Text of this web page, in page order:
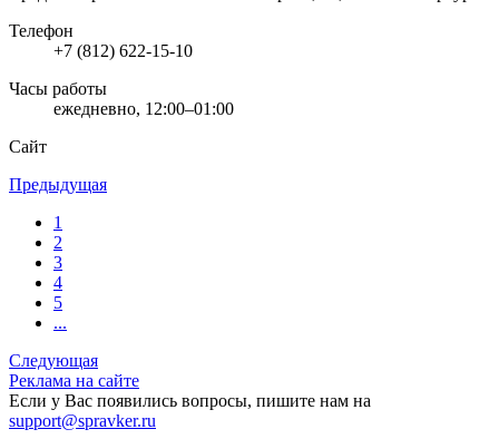
Телефон
+7 (812) 622-15-10
Часы работы
ежедневно, 12:00–01:00
Сайт
Предыдущая
1
2
3
4
5
...
Следующая
Реклама на сайте
Если у Вас появились вопросы, пишите нам на
support@spravker.ru